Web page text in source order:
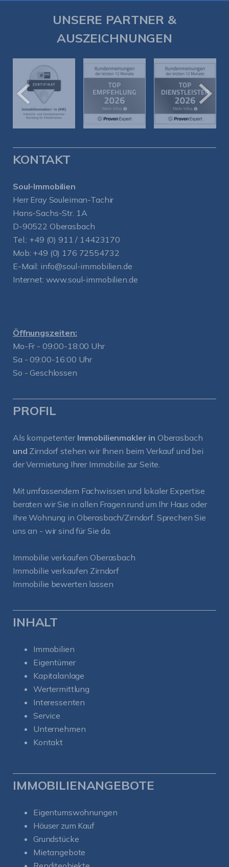
UNSERE PARTNER &
AUSZEICHNUNGEN
KONTAKT
Soul-Immobilien
Herr Eray Souleiman-Tachir
Hans-Sachs-Str. 1A
D-90522 Oberasbach
Tel.: +49 (0) 911 / 14423170
Mob: +49 (0) 176 72554732
E-Mail: info@soul-immobilien.de
Internet: www.soul-immobilien.de
Öffnungszeiten:
Mo-Fr - 09:00-18:00 Uhr
Sa - 09:00-16:00 Uhr
So - Geschlossen
PROFIL
Als kompetenter Immobilienmakler in Oberasbach
und Zirndorf stehen wir Ihnen beim Verkauf und bei
der Vermietung Ihrer Immobilie zur Seite.
Mit umfassendem Fachwissen und lokaler Expertise
beraten wir Sie in allen Fragen rund um Ihr Haus oder
Ihre Wohnung in Oberasbach/Zirndorf. Sprechen Sie
uns an - wir sind für Sie da.
Immobilie verkaufen Oberasbach
Immobilie verkaufen Zirndorf
Immobilie bewerten lassen
INHALT
Immobilien
Eigentümer
Kapitalanlage
Wertermittlung
Interessenten
Service
Unternehmen
Kontakt
IMMOBILIENANGEBOTE
Eigentumswohnungen
Häuser zum Kauf
Grundstücke
Mietangebote